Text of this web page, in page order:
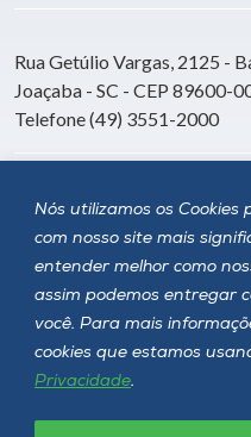
Nós utilizamos os
com nosso site mais
entender melhor como
assim podemos entregar
você. Para mais
cookies que estamos
Privacidade.
Rua Getúlio Vargas, 2125 -
Joaçaba - SC - CEP 89600-
Telefone (49) 3551-2000
Siga a Unoesc